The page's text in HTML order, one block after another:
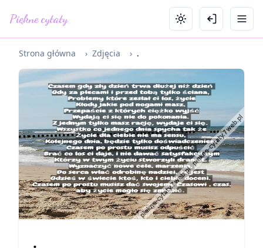
Piękne cytaty
Strona główna › Zdjęcia › .
.